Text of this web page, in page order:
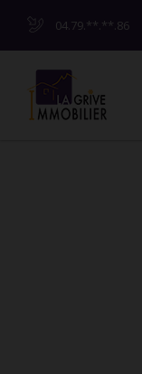
04.79.**.**.86